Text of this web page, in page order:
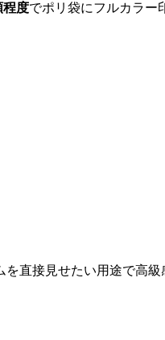
程度でポリ袋にフルカラー
直接見せたい用途で高級